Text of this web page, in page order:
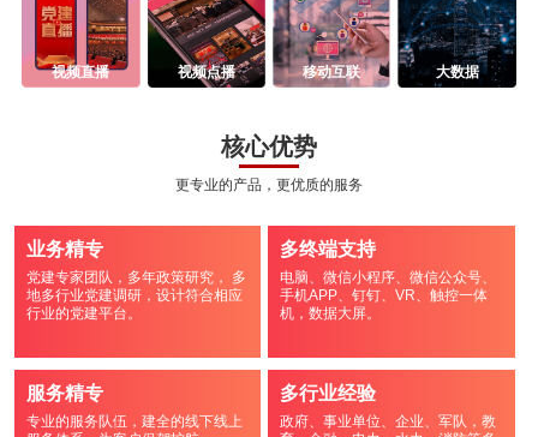
视频直播 视频点播 移动互联 大数据
核心优势
更专业的产品，更优质的服务
业务精专
党建专家团队，多年政策研究， 多
地多行业党建调研，设计符合相应
行业的党建平台。
多终端支持
电脑、微信小程序、微信公众号、
手机APP、钉钉、VR、触控一体
机，数据大屏。
服务精专
专业的服务队伍，建全的线下线上
多行业经验
政府、事业单位、企业、军队，教